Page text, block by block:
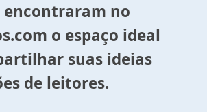
no
o espaço ideal
suas ideias
de leitores.